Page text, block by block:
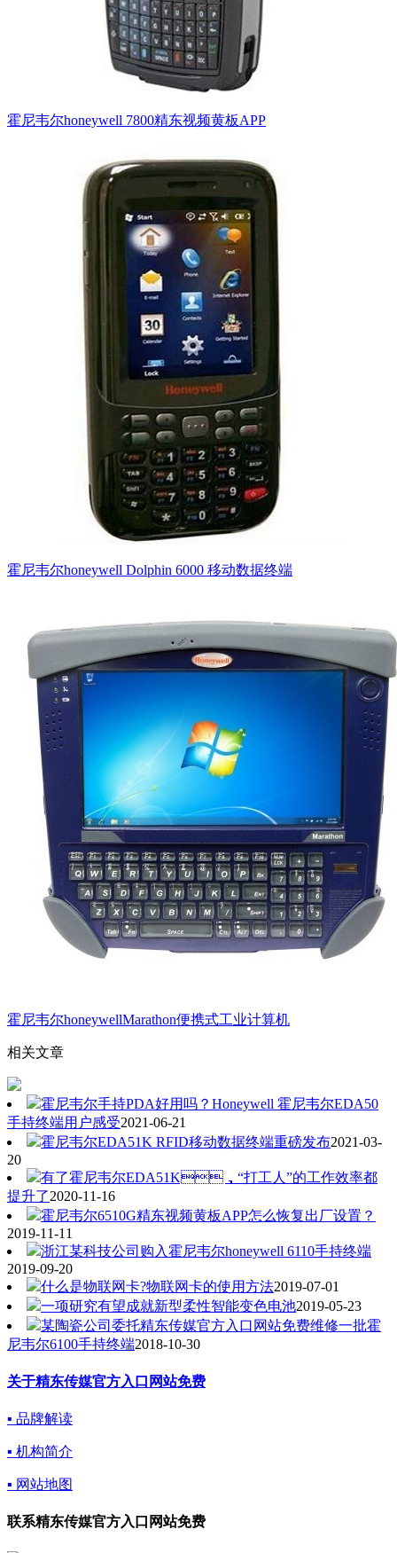
霍尼韦尔honeywell 7800精东视频黄板APP
霍尼韦尔honeywell Dolphin 6000 移动数据终端
霍尼韦尔honeywellMarathon便携式工业计算机
相关文章
霍尼韦尔手持PDA好用吗？Honeywell 霍尼韦尔EDA50
手持终端用户感受2021-06-21
霍尼韦尔EDA51K RFID移动数据终端重磅发布2021-03-
20
有了霍尼韦尔EDA51K，“打工人”的工作效率都
提升了2020-11-16
霍尼韦尔6510G精东视频黄板APP怎么恢复出厂设置？
2019-11-11
浙江某科技公司购入霍尼韦尔honeywell 6110手持终端
2019-09-20
什么是物联网卡?物联网卡的使用方法2019-07-01
一项研究有望成就新型柔性智能变色电池2019-05-23
某陶瓷公司委托精东传媒官方入口网站免费维修一批霍
尼韦尔6100手持终端2018-10-30
关于精东传媒官方入口网站免费
▪ 品牌解读
▪ 机构简介
▪ 网站地图
联系精东传媒官方入口网站免费